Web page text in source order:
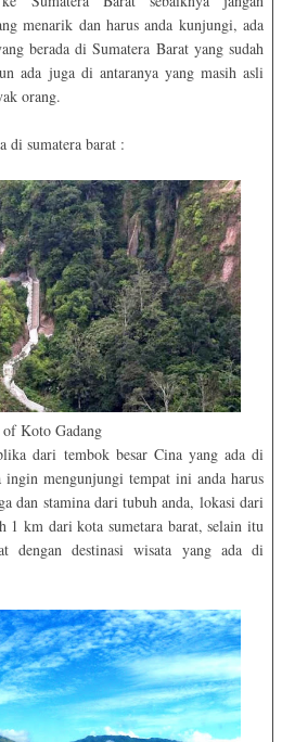
menarik dan harus anda kunjungi, ada
berada di Sumatera Barat yang sudah
ada juga di antaranya yang masih asli
orang.
di sumatera barat :
Koto Gadang
dari tembok besar Cina yang ada di
ingin mengunjungi tempat ini anda harus
dan stamina dari tubuh anda, lokasi dari
1 km dari kota sumetara barat, selain itu
dengan destinasi wisata yang ada di